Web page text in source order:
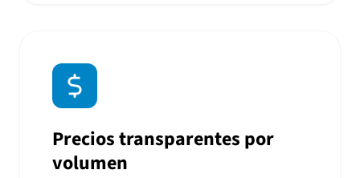
Precios transparentes por
volumen